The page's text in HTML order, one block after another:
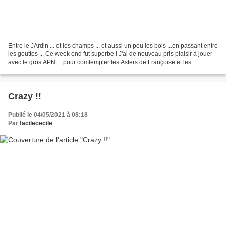
Entre le JArdin ... et les champs ... et aussi un peu les bois ...en passant entre
les gouttes ... Ce week end fut superbe ! J'ai de nouveau pris plaisir à jouer
avec le gros APN ... pour comtempler les Asters de Françoise et les
Crazy !!
Publié le 04/05/2021 à 08:18
Par facilececile